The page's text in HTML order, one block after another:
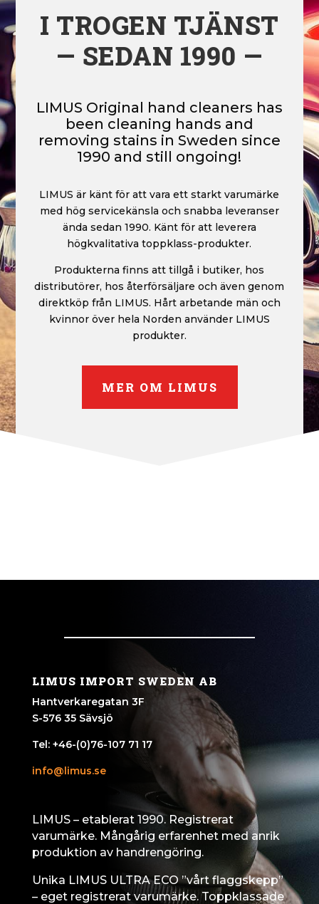
I TROGEN TJÄNST
— SEDAN 1990 —
LIMUS Original hand cleaners has
been cleaning hands and
removing stains in Sweden since
1990 and still ongoing!
LIMUS är känt för att vara ett starkt varumärke
med hög servicekänsla och snabba leveranser
ända sedan 1990. Känt för att leverera
högkvalitativa toppklass-produkter.
Produkterna finns att tillgå i butiker, hos
distributörer, hos återförsäljare och även genom
direktköp från LIMUS. Hårt arbetande män och
kvinnor över hela Norden använder LIMUS
produkter.
MER OM LIMUS
LIMUS IMPORT SWEDEN AB
Hantverkaregatan 3F
S-576 35 Sävsjö
Tel: +46-(0)76-107 71 17
info@limus.se
LIMUS – etablerat 1990. Registrerat
varumärke. Mångårig erfarenhet med anrik
produktion av handrengöring.
Unika LIMUS ULTRA ECO ”vårt flaggskepp”
– eget registrerat varumärke. Toppklassade